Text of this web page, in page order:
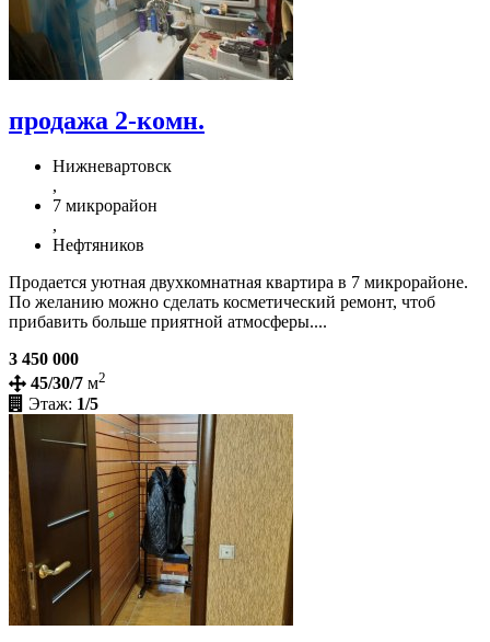
продажа 2-комн.
Нижневартовск
,
7 микрорайон
,
Нефтяников
Продается уютная двухкомнатная квартира в 7 микрорайоне.
По желанию можно сделать косметический ремонт, чтоб
прибавить больше приятной атмосферы....
3 450 000
45/30/7 м2
Этаж: 1/5